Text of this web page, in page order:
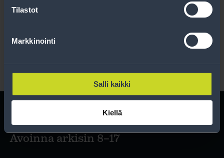
Tilastot
Markkinointi
Salli kaikki
Kiellä
Avoinna arkisin 8–17